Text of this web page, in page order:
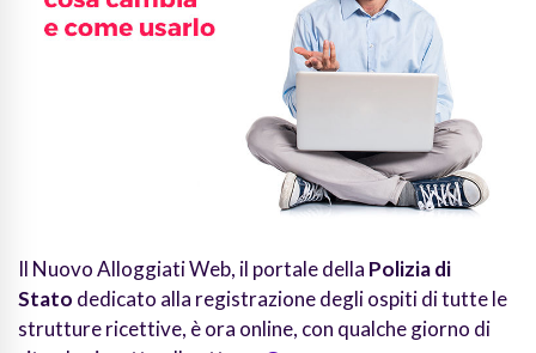
Il Nuovo Alloggiati Web, il portale della Polizia di
Stato dedicato alla registrazione degli ospiti di tutte le
strutture ricettive, è ora online, con qualche giorno di